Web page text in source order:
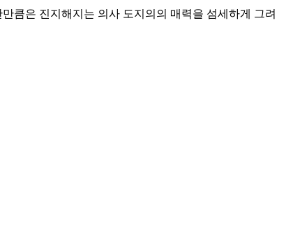
큼은 진지해지는 의사 도지의의 매력을 섬세하게 그려